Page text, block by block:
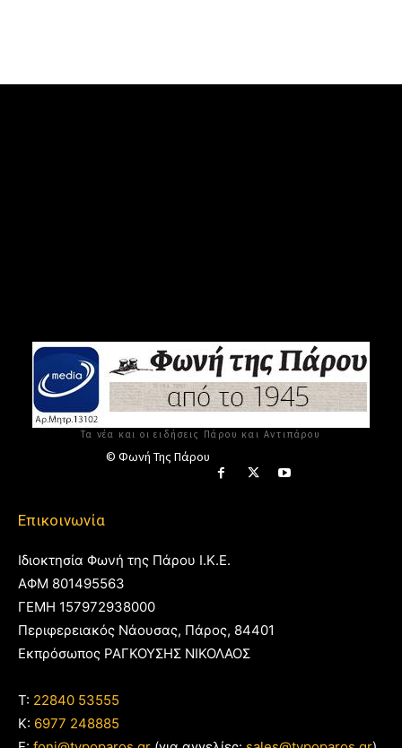
Τα νέα και οι ειδήσεις Πάρου και Αντιπάρου
© Φωνή Της Πάρου
Επικοινωνία
Ιδιοκτησία Φωνή της Πάρου Ι.Κ.Ε.
ΑΦΜ 801495563
ΓΕΜΗ 157972938000
Περιφερειακός Νάουσας, Πάρος, 84401
Εκπρόσωπος ΡΑΓΚΟΥΣΗΣ ΝΙΚΟΛΑΟΣ
T: 22840 53555
Κ: 6977 248885